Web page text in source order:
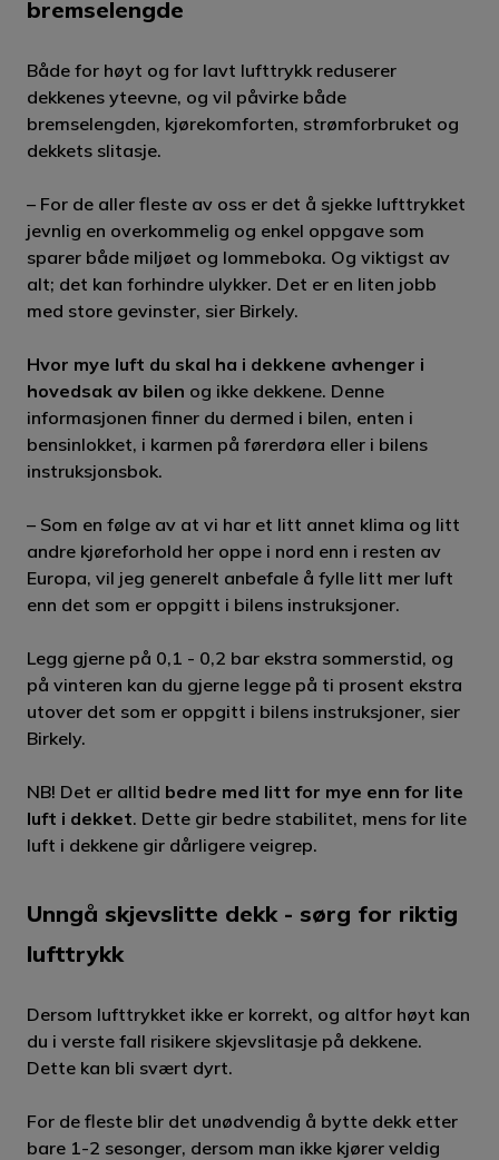
lufttrykket som er riktig for din bil finnes i
Kjører du en fossilbil står det noen ganger inne
ved bensinlokket.
lufttrykket som er oppgitt på sommerdekkene.
På vinterstid kan du legge på 10% ekstra
lufttrykk i vinterdekkene. Hastighet,
belastning/last, kjørestil og temperatur
du godt forberedt dersom temperaturen
synker en del og du samtidig kjører med litt
ekstra last.
Det er alltid bedre med litt for mye enn litt for
lite luft i dekket. Det gir bedre stabilitet,
lavere rullemotstand enn for lite luft som er
mer risikabelt grunnet dårligere veigrep.
bremselengde
Både for høyt og for lavt lufttrykk reduserer
dekkenes yteevne, og vil påvirke både
bremselengden, kjørekomforten, strømforbruket og
dekkets slitasje.
– For de aller fleste av oss er det å sjekke lufttrykket
jevnlig en overkommelig og enkel oppgave som
sparer både miljøet og lommeboka. Og viktigst av
alt; det kan forhindre ulykker. Det er en liten jobb
med store gevinster, sier Birkely.
Hvor mye luft du skal ha i dekkene avhenger i
hovedsak av bilen og ikke dekkene. Denne
informasjonen finner du dermed i bilen, enten i
bensinlokket, i karmen på førerdøra eller i bilens
instruksjonsbok.
– Som en følge av at vi har et litt annet klima og litt
andre kjøreforhold her oppe i nord enn i resten av
Europa, vil jeg generelt anbefale å fylle litt mer luft
enn det som er oppgitt i bilens instruksjoner.
Legg gjerne på 0,1 - 0,2 bar ekstra sommerstid, og
på vinteren kan du gjerne legge på ti prosent ekstra
utover det som er oppgitt i bilens instruksjoner, sier
Birkely.
NB! Det er alltid bedre med litt for mye enn for lite
luft i dekket. Dette gir bedre stabilitet, mens for lite
luft i dekkene gir dårligere veigrep.
Unngå skjevslitte dekk - sørg for riktig
lufttrykk
Dersom lufttrykket ikke er korrekt, og altfor høyt kan
du i verste fall risikere skjevslitasje på dekkene.
Dette kan bli svært dyrt.
For de fleste blir det unødvendig å bytte dekk etter
bare 1-2 sesonger, dersom man ikke kjører veldig